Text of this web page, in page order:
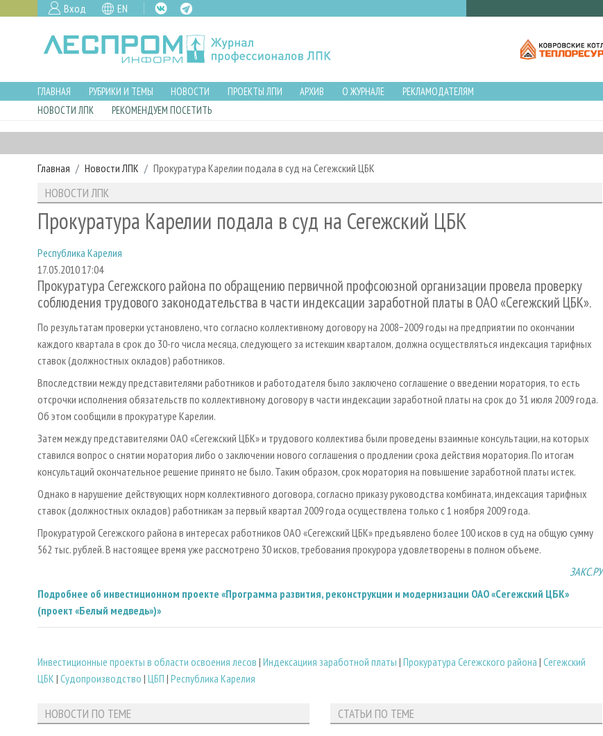
Вход EN
ГЛАВНАЯ РУБРИКИ И ТЕМЫ НОВОСТИ ПРОЕКТЫ ЛПИ АРХИВ О ЖУРНАЛЕ
РЕКЛАМОДАТЕЛЯМ
НОВОСТИ ЛПК
РЕКОМЕНДУЕМ ПОСЕТИТЬ
Главная Новости ЛПК Прокуратура Карелии подала в суд на Сегежский ЦБК
НОВОСТИ ЛПК
Прокуратура Карелии подала в суд на Сегежский ЦБК
Республика Карелия
17.05.2010 17:04
Прокуратура Сегежского района по обращению первичной профсоюзной организации провела проверку
соблюдения трудового законодательства в части индексации заработной платы в ОАО «Сегежский ЦБК».
По результатам проверки установлено, что согласно коллективному договору на 2008−2009 годы на предприятии по окончании
каждого квартала в срок до 30-го числа месяца, следующего за истекшим кварталом, должна осуществляться индексация тарифных
ставок (должностных окладов) работников.
Впоследствии между представителями работников и работодателя было заключено соглашение о введении моратория, то есть
отсрочки исполнения обязательств по коллективному договору в части индексации заработной платы на срок до 31 июля 2009 года.
Об этом сообщили в прокуратуре Карелии.
Затем между представителями ОАО «Сегежский ЦБК» и трудового коллектива были проведены взаимные консультации, на которых
ставился вопрос о снятии моратория либо о заключении нового соглашения о продлении срока действия моратория. По итогам
консультаций окончательное решение принято не было. Таким образом, срок моратория на повышение заработной платы истек.
Однако в нарушение действующих норм коллективного договора, согласно приказу руководства комбината, индексация тарифных
ставок (должностных окладов) работникам за первый квартал 2009 года осуществлена только с 1 ноября 2009 года.
Прокуратурой Сегежского района в интересах работников ОАО «Сегежский ЦБК» предъявлено более 100 исков в суд на общую сумму
562 тыс. рублей. В настоящее время уже рассмотрено 30 исков, требования прокурора удовлетворены в полном объеме.
ЗАКС.РУ
Подробнее об инвестиционном проекте «Программа развития, реконструкции и модернизации ОАО «Сегежский ЦБК»
(проект «Белый медведь»)»
Инвестиционные проекты в области освоения лесов | Индексациия заработной платы | Прокуратура Сегежского района | Сегежский
ЦБК | Судопроизводство | ЦБП | Республика Карелия
НОВОСТИ ПО ТЕМЕ СТАТЬИ ПО ТЕМЕ